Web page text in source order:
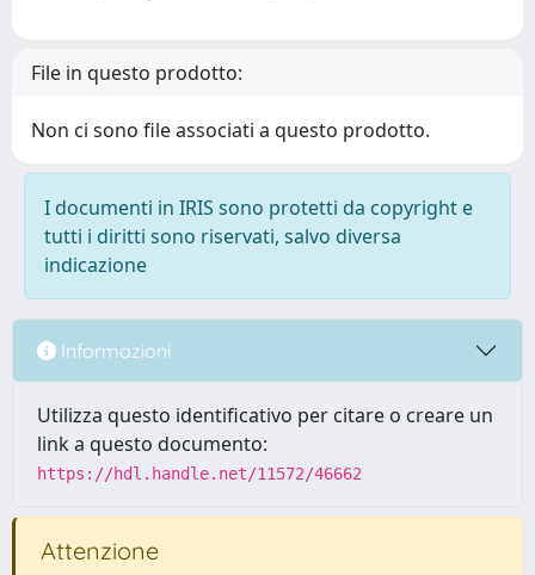
File in questo prodotto:
Non ci sono file associati a questo prodotto.
I documenti in IRIS sono protetti da copyright e
tutti i diritti sono riservati, salvo diversa
indicazione
Informazioni
Utilizza questo identificativo per citare o creare un
link a questo documento:
https://hdl.handle.net/11572/46662
Attenzione